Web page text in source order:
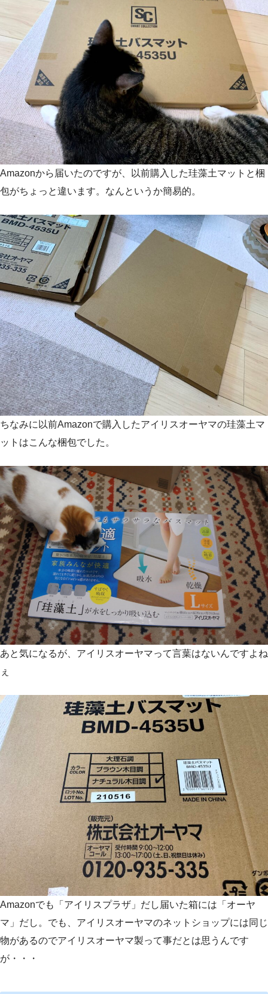
Amazonから届いたのですが、以前購入した珪藻土マットと梱
包がちょっと違います。なんというか簡易的。
ちなみに以前Amazonで購入したアイリスオーヤマの珪藻土マ
ットはこんな梱包でした。
あと気になるが、アイリスオーヤマって言葉はないんですよね
ぇ
Amazonでも「アイリスプラザ」だし届いた箱には「オーヤ
マ」だし。でも、アイリスオーヤマのネットショップには同じ
物があるのでアイリスオーヤマ製って事だとは思うんです
が・・・